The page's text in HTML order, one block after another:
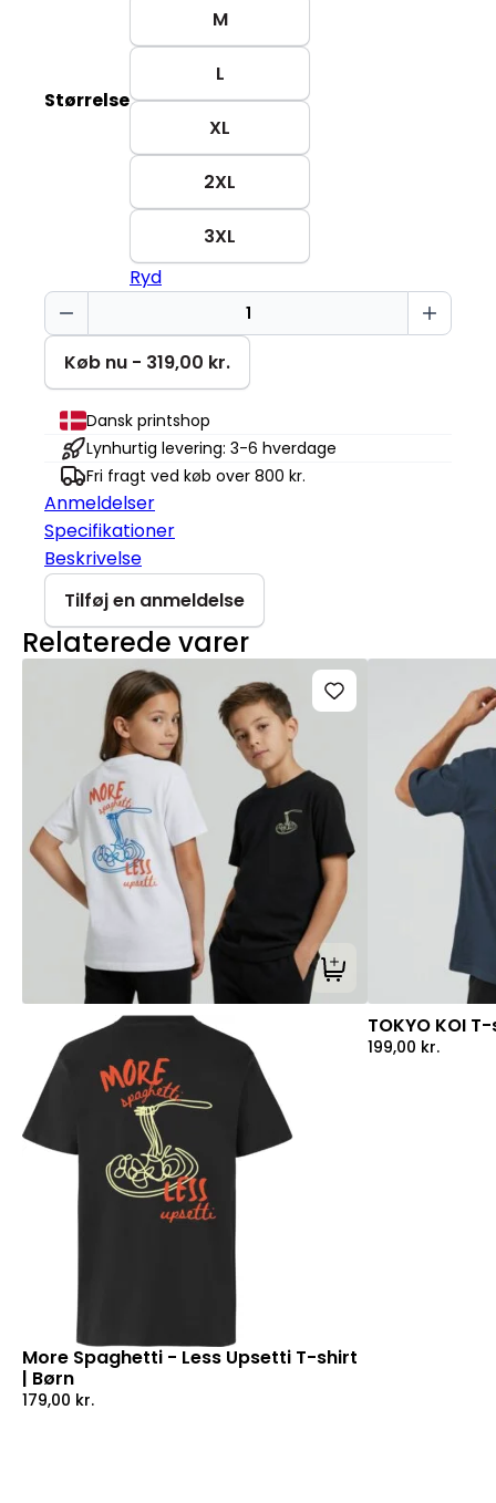
Størrelse
M
L
XL
2XL
3XL
Ryd
Ikke
mit
problem
Changer
2.0
antal
Køb nu - 319,00 kr.
Dansk printshop
Lynhurtig levering: 3-6 hverdage
Fri fragt ved køb over 800 kr.
Anmeldelser
Specifikationer
Beskrivelse
Tilføj en anmeldelse
Relaterede varer
Tilføj til kurv
More Spaghetti - Less Upsetti T-shirt
| Børn
179,00 kr.
TOKYO KOI
199,00 kr.